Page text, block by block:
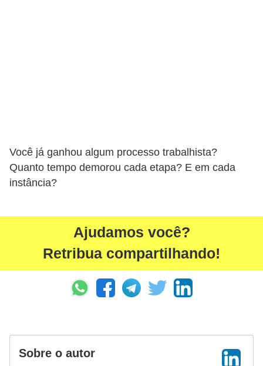
Você já ganhou algum processo trabalhista?
Quanto tempo demorou cada etapa? E em cada
instância?
Ajudamos você?
Retribua compartilhando!
Sobre o autor
c
o
n
o